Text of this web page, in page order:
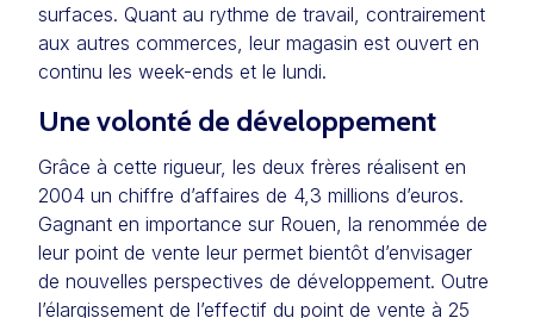
surfaces. Quant au rythme de travail, contrairement
aux autres commerces, leur magasin est ouvert en
continu les week-ends et le lundi.
Une volonté de développement
Grâce à cette rigueur, les deux frères réalisent en
2004 un chiffre d’affaires de 4,3 millions d’euros.
Gagnant en importance sur Rouen, la renommée de
leur point de vente leur permet bientôt d’envisager
de nouvelles perspectives de développement. Outre
l’élargissement de l’effectif du point de vente à 25